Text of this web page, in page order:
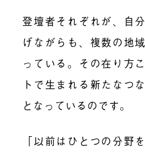
登壇者それぞれが、自
げながらも、複数の地
っている。その在り方
トで生まれる新たなつ
となっているのです。
「以前はひとつの分野